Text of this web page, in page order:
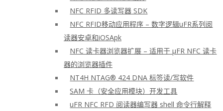
NFC RFID 多读写器 SDK
NFC RFID移动应用程序 – 数字逻辑uFR系列阅
读器安卓和iOSApk
NFC 读卡器浏览器扩展 – 适用于 μFR NFC 读卡
器的浏览器插件
NT4H NTAG® 424 DNA 标签读/写软件
SAM 卡（安全应用模块）开发工具
uFR NFC RFD 阅读器编写器 shell 命令行解释